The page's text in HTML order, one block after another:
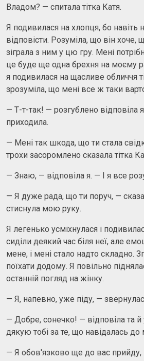
Владом? — спитала тітка Катя.
Я подивилася на хлопця, бо навіть
відповісти. Розуміла, що він хоче,
зіграла з ним у цю гру. Мені
це буде ще одна брехня на моєму
я подивилася на щасливе обличчя
зрозуміла, що мені все ж таки
— Т-т-так! — розгублено відповіла
приходила.
— Мені так шкода, що ти стала
трохи засоромлено сказала тітка
— Знаю, — відповіла я. — І я все
— Я дуже рада, що ти поруч, —
стиснула мою руку.
Я легенько усміхнулася і
сиділи деякий час біля неї, але
мене, і мені стало надто складно.
поїхати додому. Я повільно
останній погляд на жінку.
— Я, напевно, уже піду, —
— Добре, сонечко! — відповіла та
дякую тобі за те, що навідалась до
— Я обов'язково ще до вас прийду,